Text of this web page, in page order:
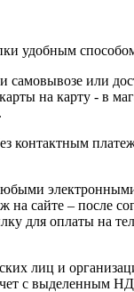
удобным
самовывозе или
на карту - в
контактным
на сайте – после
для оплаты на
лиц и
с выделенным